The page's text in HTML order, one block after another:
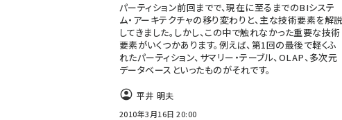
パーティション前回までで、現在に至るまでのBIシステ
ム・アーキテクチャの移り変わりと、主な技術要素を解説
してきました。しかし、この中で触れなかった重要な技術
要素がいくつかあります。例えば、第1回の最後で軽くふ
れたパーティション、サマリー・テーブル、OLAP、多次元
データベースといったものがそれです。
平井 明夫
2010年3月16日 20:00